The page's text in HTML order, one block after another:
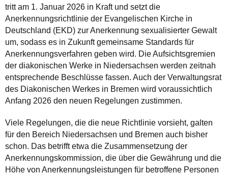
tritt am 1. Januar 2026 in Kraft und setzt die
Anerkennungsrichtlinie der Evangelischen Kirche in
Deutschland (EKD) zur Anerkennung sexualisierter Gewalt
um, sodass es in Zukunft gemeinsame Standards für
Anerkennungsverfahren geben wird. Die Aufsichtsgremien
der diakonischen Werke in Niedersachsen werden zeitnah
entsprechende Beschlüsse fassen. Auch der Verwaltungsrat
des Diakonischen Werkes in Bremen wird voraussichtlich
Anfang 2026 den neuen Regelungen zustimmen.
Viele Regelungen, die die neue Richtlinie vorsieht, galten
für den Bereich Niedersachsen und Bremen auch bisher
schon. Das betrifft etwa die Zusammensetzung der
Anerkennungskommission, die über die Gewährung und die
Höhe von Anerkennungsleistungen für betroffene Personen